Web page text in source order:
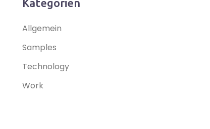
Kategorien
Allgemein
Samples
Technology
Work